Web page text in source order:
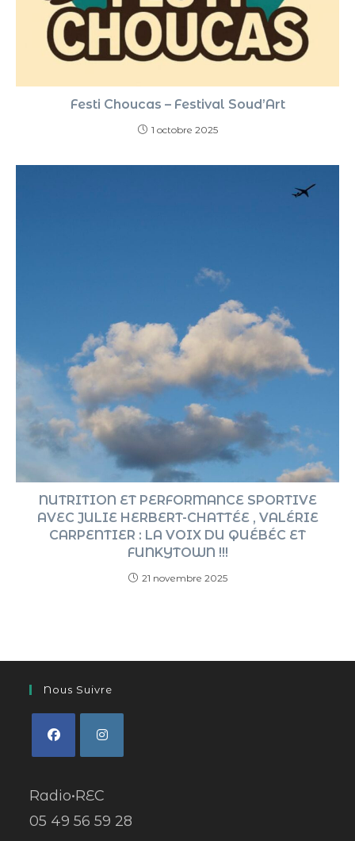
Festi Choucas – Festival Soud’Art
1 octobre 2025
NUTRITION ET PERFORMANCE SPORTIVE
AVEC JULIE HERBERT-CHATTÉE , VALÉRIE
CARPENTIER : LA VOIX DU QUÉBÉC ET
FUNKYTOWN !!!
21 novembre 2025
Nous Suivre
Radio•REC
05 49 56 59 28